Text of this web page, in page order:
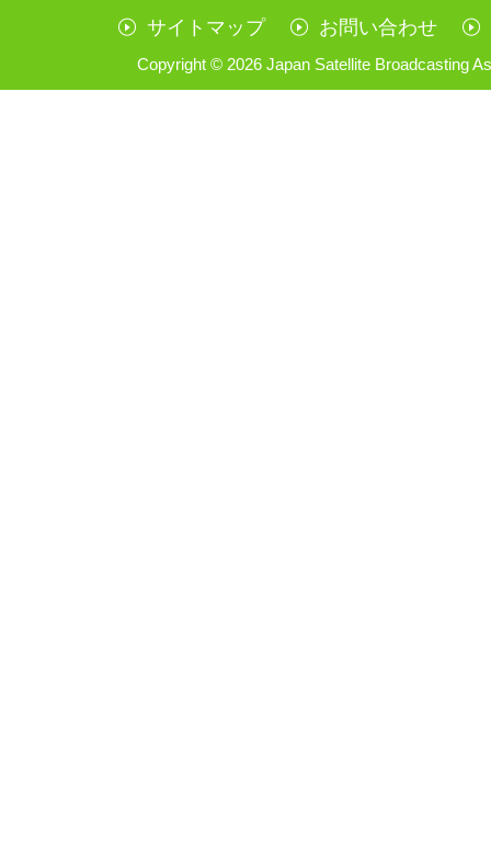
サイトマップ お問い合わせ
Copyright © 2026 Japan Satellite Broadcasting